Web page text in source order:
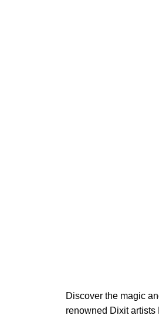
Discover the magic
renowned Dixit artists